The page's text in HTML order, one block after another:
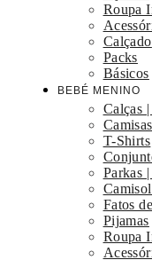
Roupa
Calçado
Packs
Básicos
BEBÉ MENINO
Calças
T-Shirts
Parkas
Fatos
Pijamas
Roupa